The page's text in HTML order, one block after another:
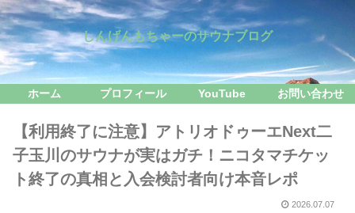
しんげんもちゃーのサウナブログ
ホーム プロフィール YouTube お問い合わせ
【利用終了に注意】アトリオドゥーエNext二
子玉川のサウナが実はガチ！ニコタマチケッ
ト終了の真相と入会検討者向け本音レポ
2026.07.07